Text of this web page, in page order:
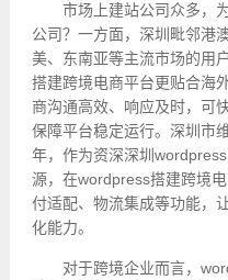
市场上建站公司众多，
公司？一方面，深圳毗邻港
美、东南亚等主流市场的用
搭建跨境电商平台更贴合海
商沟通高效、响应及时，可
保障平台稳定运行。深圳市
年，作为资深深圳
源，在wordpress搭建跨境
付适配、物流集成等功能，
化能力。
对于跨境企业而言，